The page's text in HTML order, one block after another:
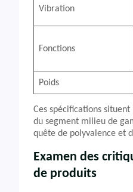
Vibration
Fonctions
Poids
Ces spécifications
du segment milieu de
quête de polyvalence et
Examen des
de produits